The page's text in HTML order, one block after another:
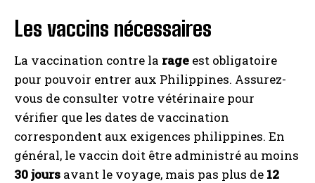
Les vaccins nécessaires
La vaccination contre la rage est obligatoire
pour pouvoir entrer aux Philippines. Assurez-
vous de consulter votre vétérinaire pour
vérifier que les dates de vaccination
correspondent aux exigences philippines. En
général, le vaccin doit être administré au moins
30 jours avant le voyage, mais pas plus de 12